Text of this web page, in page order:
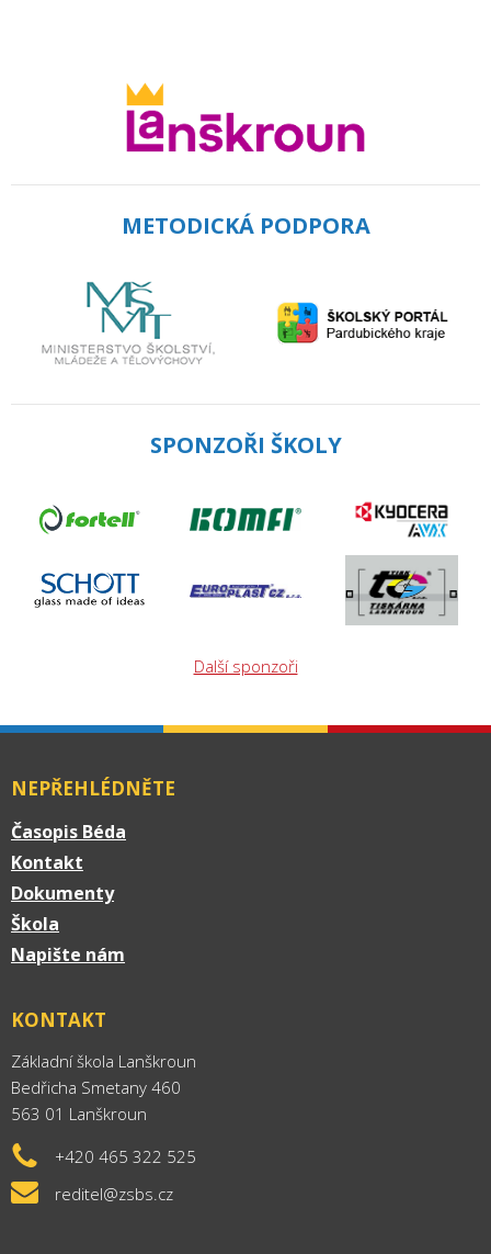
METODICKÁ PODPORA
SPONZOŘI ŠKOLY
Další sponzoři
NEPŘEHLÉDNĚTE
Časopis Béda
Kontakt
Dokumenty
Škola
Napište nám
KONTAKT
Základní škola Lanškroun
Bedřicha Smetany 460
563 01 Lanškroun
+420 465 322 525
reditel@zsbs.cz